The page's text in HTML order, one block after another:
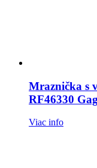
Mraznička s
RF46330
Viac info